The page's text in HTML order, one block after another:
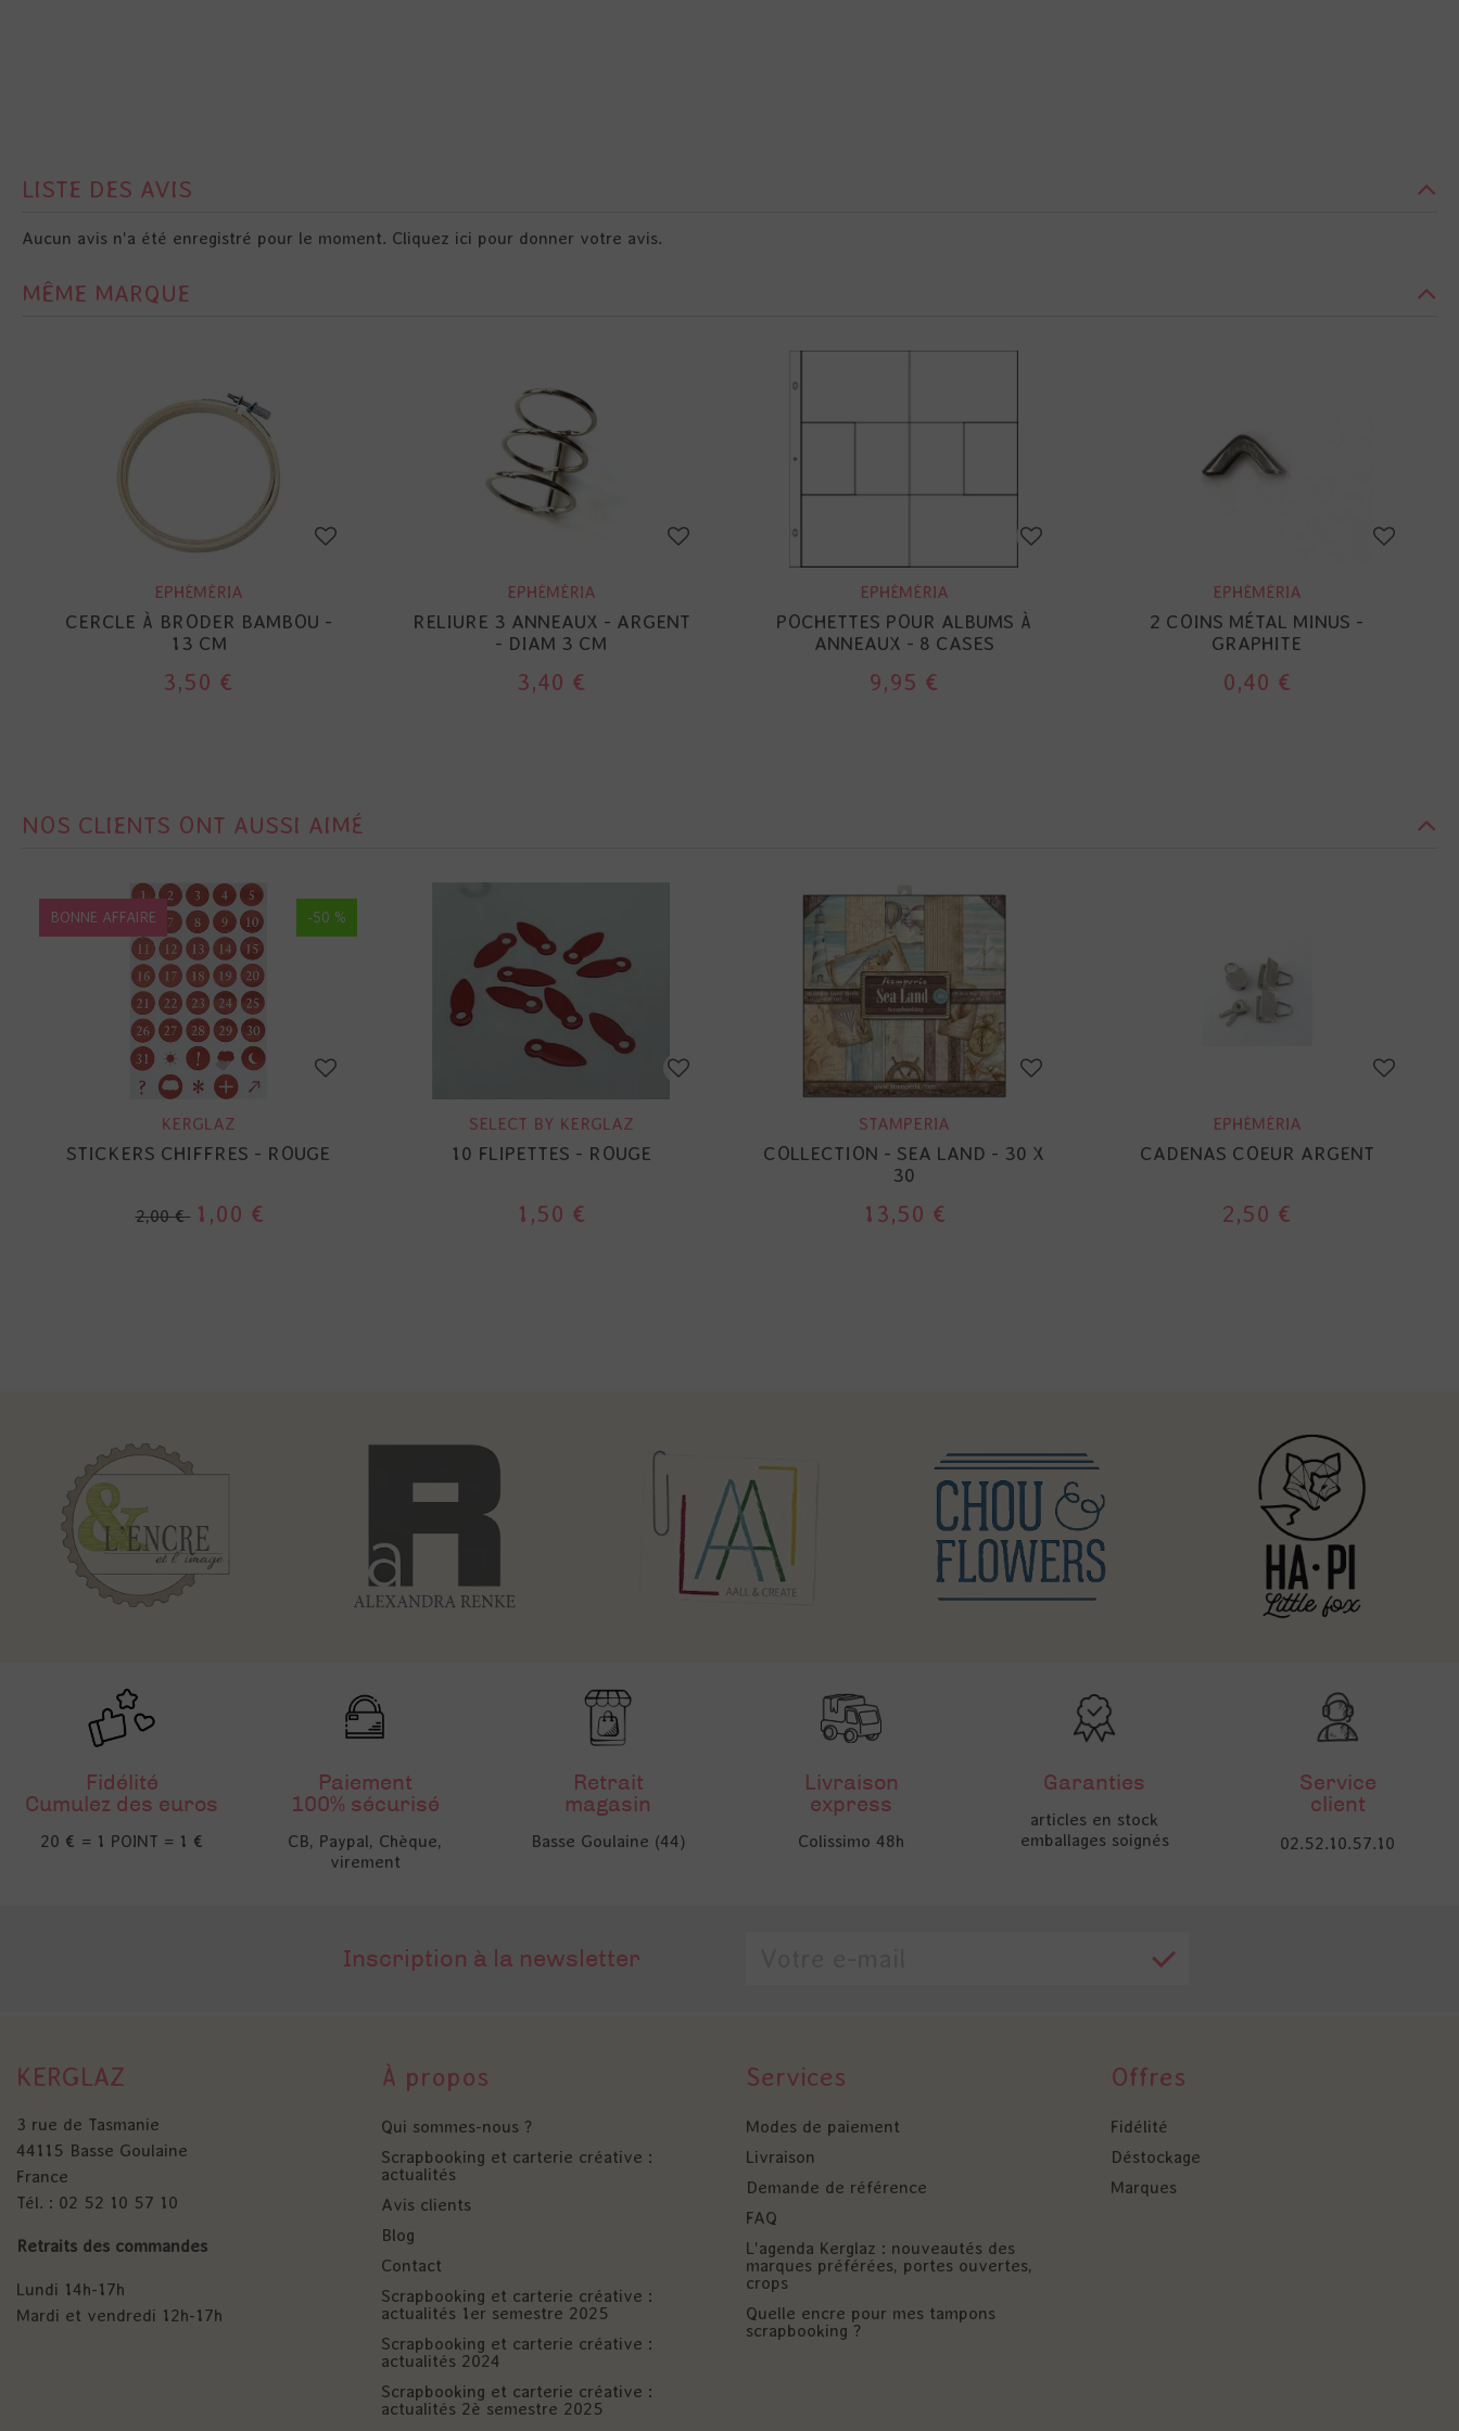
LISTE DES AVIS
Aucun avis n'a été enregistré pour le moment. Cliquez ici pour donner votre avis.
MÊME MARQUE
EPHÉMÉRIA
CERCLE À BRODER BAMBOU -
13 CM
3,50 €
EPHÉMÉRIA
RELIURE 3 ANNEAUX - ARGENT
- DIAM 3 CM
3,40 €
EPHÉMÉRIA
POCHETTES POUR ALBUMS À
ANNEAUX - 8 CASES
9,95 €
EPHÉMÉRIA
2 COINS MÉTAL MINUS -
GRAPHITE
0,40 €
NOS CLIENTS ONT AUSSI AIMÉ
BONNE AFFAIRE -50 %
KERGLAZ
STICKERS CHIFFRES - ROUGE
2,00 € 1,00 €
SELECT BY KERGLAZ
10 FLIPETTES - ROUGE
1,50 €
STAMPERIA
COLLECTION - SEA LAND - 30 X
30
13,50 €
EPHÉMÉRIA
CADENAS COEUR ARGENT
2,50 €
Fidélité
Cumulez des euros
20 € = 1 POINT = 1 €
Paiement
100% sécurisé
CB, Paypal, Chèque,
virement
Retrait
magasin
Basse Goulaine (44)
Livraison
express
Colissimo 48h
Garanties
articles en stock
emballages soignés
Service
client
02.52.10.57.10
Inscription à la newsletter
KERGLAZ
3 rue de Tasmanie
44115 Basse Goulaine
France
Tél. : 02 52 10 57 10
Retraits des commandes
Lundi 14h-17h
Mardi et vendredi 12h-17h
À propos
Qui sommes-nous ?
Scrapbooking et carterie créative :
actualités
Avis clients
Blog
Contact
Scrapbooking et carterie créative :
actualités 1er semestre 2025
Scrapbooking et carterie créative :
actualités 2024
Scrapbooking et carterie créative :
actualités 2è semestre 2025
Services
Modes de paiement
Livraison
Demande de référence
FAQ
L'agenda Kerglaz : nouveautés des
marques préférées, portes ouvertes,
crops
Quelle encre pour mes tampons
scrapbooking ?
Offres
Fidélité
Déstockage
Marques